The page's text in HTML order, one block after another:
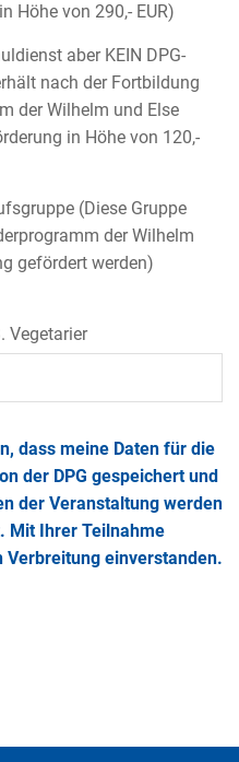
Höhe von 290,- EUR)
aber KEIN DPG-
nach der Fortbildung
der Wilhelm und Else
in Höhe von 120,-
(Diese Gruppe
der Wilhelm
gefördert werden)
Vegetarier
dass meine Daten für die
der DPG gespeichert und
der Veranstaltung werden
Mit Ihrer Teilnahme
einverstanden.